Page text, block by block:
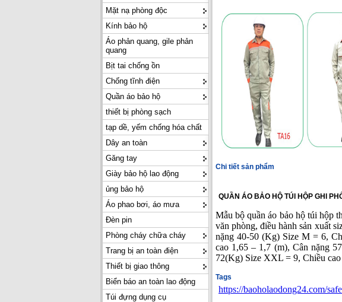
Mặt nạ phòng độc
Kính bảo hộ
Áo phản quang, gile phản
quang
Bịt tai chống ồn
Chống tĩnh điện
Quần áo bảo hộ
thiết bị phòng sạch
tạp dề, yếm chống hóa chất
Dây an toàn
Găng tay
Giày bảo hộ lao động
ủng bảo hộ
Áo phao bơi, áo mưa
Đèn pin
Phòng cháy chữa cháy
Trang bị an toàn điện
Thiết bị giao thông
Biển báo an toàn lao động
Túi đựng dụng cụ
Chi tiết sản phẩm
QUẦN ÁO BẢO HỘ TÚI HỘP GHI
Mẫu bộ quần áo bảo hộ túi hộp
văn phòng, điều hành sản xuất
nặng 40-50 (Kg) Size M = 6,
cao 1,65 – 1,7 (m), Cân nặng
72(Kg) Size XXL = 9, Chiều
Tags
https://baoholaodong24.com/